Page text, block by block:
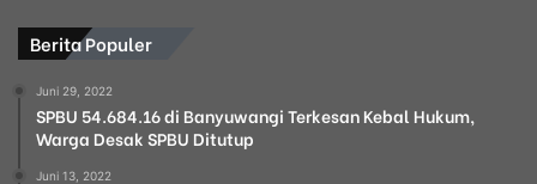
Berita Populer
Juni 29, 2022
SPBU 54.684.16 di Banyuwangi Terkesan Kebal Hukum,
Warga Desak SPBU Ditutup
Juni 13, 2022